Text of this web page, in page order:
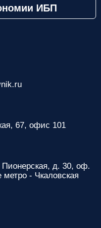
ИБП
67, офис 101
Пионерская, д. 30, оф.
- Чкаловская